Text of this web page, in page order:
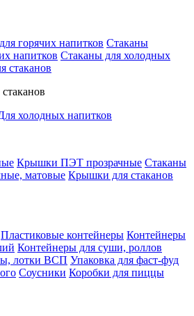
горячих напитков Стаканы
напитков Стаканы для холодных
стаканов
холодных напитков
Крышки ПЭТ прозрачные Стаканы
матовые Крышки для стаканов
Пластиковые контейнеры Контейнеры
Контейнеры для суши, роллов
лотки ВСП Упаковка для фаст-фуд
Соусники Коробки для пиццы